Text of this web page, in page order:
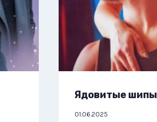
Ядовитые шипы
01.06.2025